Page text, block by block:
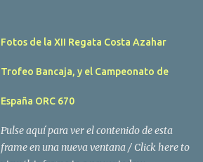
de la II Regata Mandarina's Cup que tuvo
lugar este fin de semana en aguas de
jornadas de navegación, la embarcación
Villes fue la merecida vencedora de la
prueba, en la que tomaron parte un total de
Fotos de la XII Regata Costa Azahar
Trofeo Bancaja, y el Campeonato de
España ORC 670
Pulse aquí para ver el contenido de esta
frame en una nueva ventana / Click here to